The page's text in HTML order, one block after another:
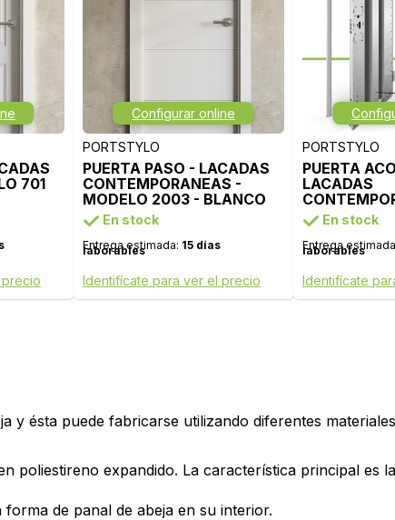
701
Configurar online
PORTSTYLO
PUERTA PASO - LACADAS
CONTEMPORANEAS -
MODELO 2003 - BLANCO
LACAEn stock
Entrega estimada: 15 días
laborables
Identifícate para ver el precio
PORTSTYLO
PUERTA
LACADAS
MODELO
LACA
En stock
Entrega
laborables
Identifícate
y ésta puede fabricarse utilizando diferentes
poliestireno expandido. La característica principal es
de panal de abeja en su interior.